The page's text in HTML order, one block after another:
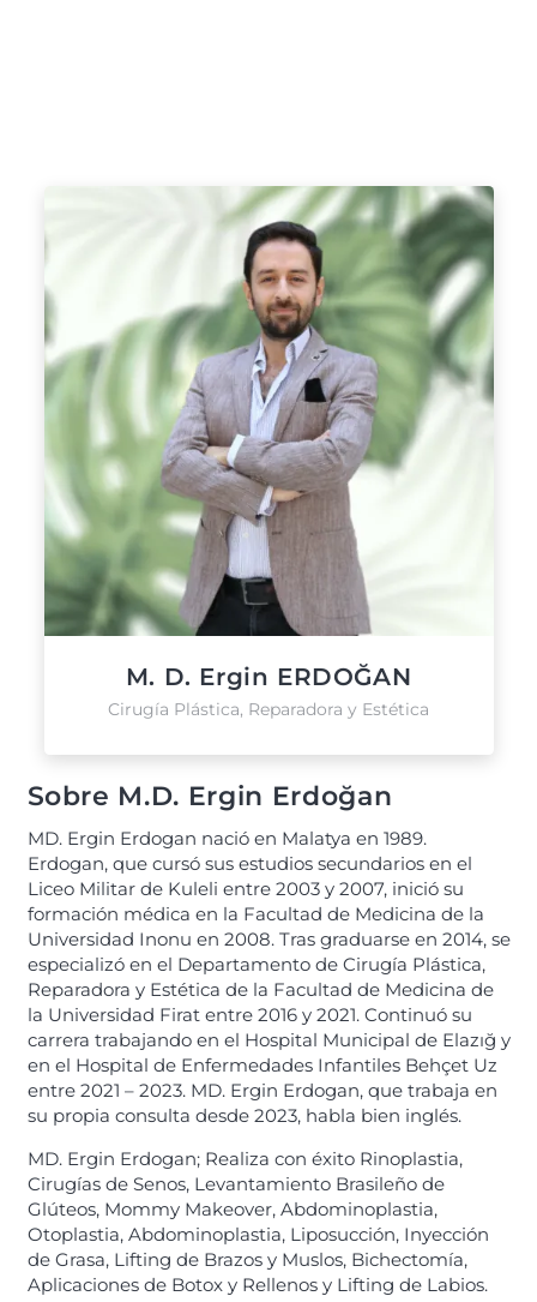
M. D. Ergin ERDOĞAN
Cirugía Plástica, Reparadora y Estética
Sobre M.D. Ergin Erdoğan
MD. Ergin Erdogan nació en Malatya en 1989.
Erdogan, que cursó sus estudios secundarios en el
Liceo Militar de Kuleli entre 2003 y 2007, inició su
formación médica en la Facultad de Medicina de la
Universidad Inonu en 2008. Tras graduarse en 2014, se
especializó en el Departamento de Cirugía Plástica,
Reparadora y Estética de la Facultad de Medicina de
la Universidad Firat entre 2016 y 2021. Continuó su
carrera trabajando en el Hospital Municipal de Elazığ y
en el Hospital de Enfermedades Infantiles Behçet Uz
entre 2021 – 2023. MD. Ergin Erdogan, que trabaja en
su propia consulta desde 2023, habla bien inglés.
MD. Ergin Erdogan; Realiza con éxito Rinoplastia,
Cirugías de Senos, Levantamiento Brasileño de
Glúteos, Mommy Makeover, Abdominoplastia,
Otoplastia, Abdominoplastia, Liposucción, Inyección
de Grasa, Lifting de Brazos y Muslos, Bichectomía,
Aplicaciones de Botox y Rellenos y Lifting de Labios.